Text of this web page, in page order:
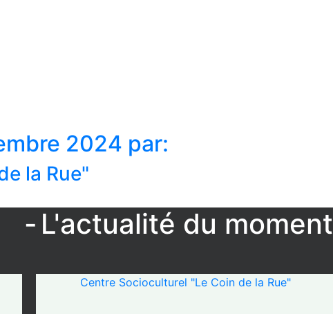
2024 par:
la Rue"
L'actualité du moment
Centre Socioculturel "Le Coin de la Rue"